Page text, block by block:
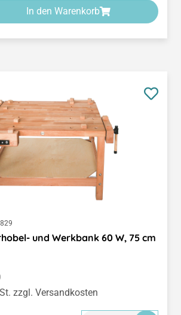
In den Warenkorb
und Werkbank 60 W, 75 cm
zzgl. Versandkosten